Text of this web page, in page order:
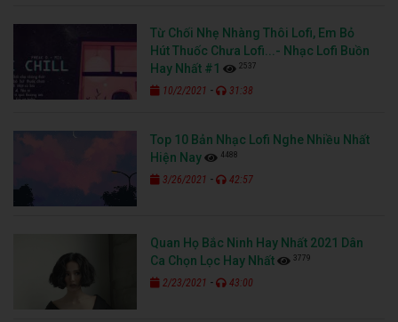
Từ Chối Nhẹ Nhàng Thôi Lofi, Em Bỏ
Hút Thuốc Chưa Lofi...- Nhạc Lofi Buồn
Hay Nhất #1
2537
10/2/2021 - 31:38
Top 10 Bản Nhạc Lofi Nghe Nhiều Nhất
Hiện Nay
4488
3/26/2021 - 42:57
Quan Họ Bắc Ninh Hay Nhất 2021 Dân
Ca Chọn Lọc Hay Nhất
3779
2/23/2021 - 43:00